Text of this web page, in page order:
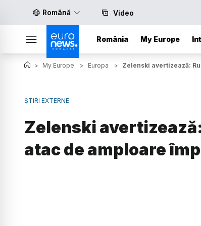
Română Video
România My Europe
> My Europe > Europa > Zelenski avertizează:
ȘTIRI EXTERNE
Zelenski
atac de amploare